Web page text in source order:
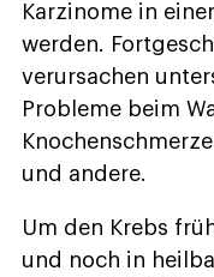
Karzinome in
werden.
verursachen
Probleme beim
und andere.
Um den Krebs
und noch in